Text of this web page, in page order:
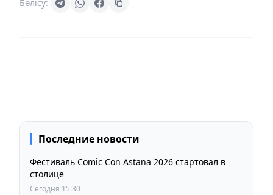
Бөлісу:
Последние новости
Фестиваль Comic Con Astana 2026 стартовал в
столице
Сегодня 15:30